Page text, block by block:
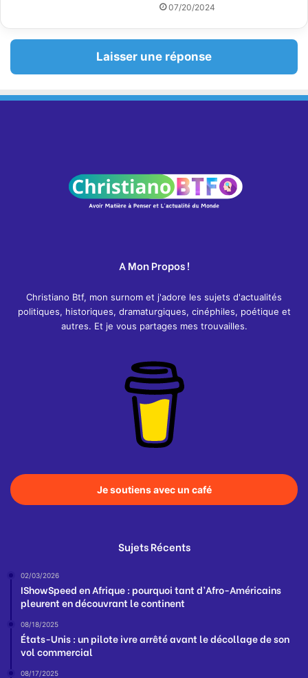
07/20/2024
Laisser une réponse
A Mon Propos !
Christiano Btf, mon surnom et j'adore les sujets d'actualités
politiques, historiques, dramaturgiques, cinéphiles, poétique et
autres. Et je vous partages mes trouvailles.
Je soutiens avec un café
Sujets Récents
02/03/2026
IShowSpeed en Afrique : pourquoi tant d’Afro-Américains
pleurent en découvrant le continent
08/18/2025
États-Unis : un pilote ivre arrêté avant le décollage de son
vol commercial
08/17/2025